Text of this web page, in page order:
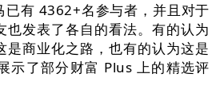
有 4362+名参与者，并且对于
也发表了各自的看法。有的认为
是商业化之路，也有的认为这是
示了部分财富 Plus 上的精选评